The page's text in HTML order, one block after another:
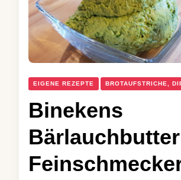
EIGENE REZEPTE BROTAUFSTRICHE,
Binekens